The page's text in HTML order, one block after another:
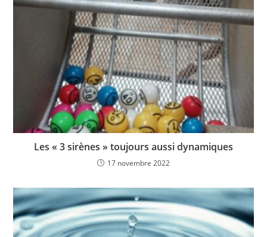
Les « 3 sirènes » toujours aussi dynamiques
17 novembre 2022